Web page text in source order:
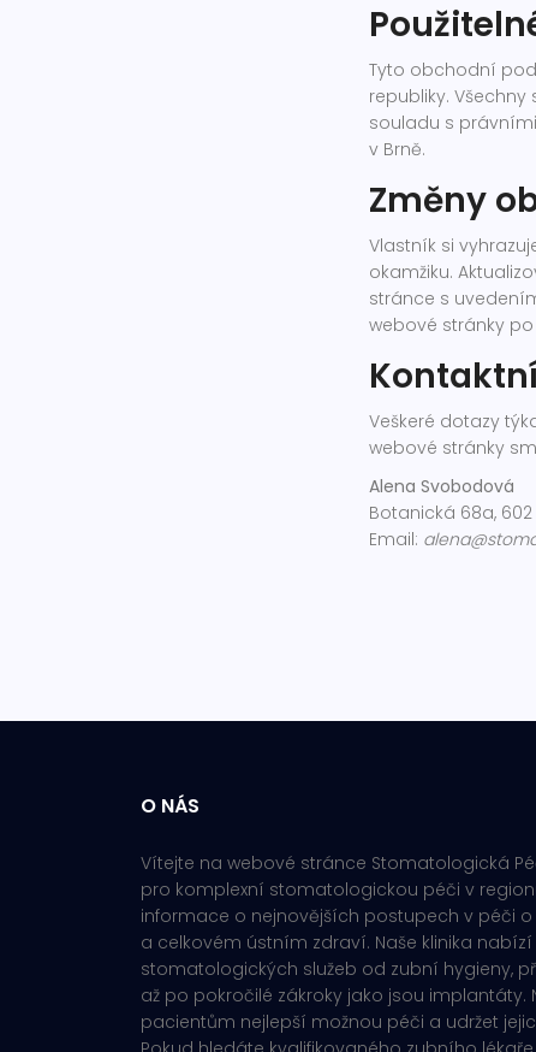
Tyto obchodní
republiky.
souladu s
v Brně.
Změny
Vlastník si
okamžiku.
stránce s
webové stránky
Veškeré dotazy
webové stránky
Alena Svobodová
Botanická 68a,
Email:
O NÁS
Vítejte na webové stránce Stomatologická
pro komplexní stomatologickou péči v
informace o nejnovějších postupech v péči
a celkovém ústním zdraví. Naše klinika nabízí
stomatologických služeb od zubní hygieny,
až po pokročilé zákroky jako jsou
pacientům nejlepší možnou péči a udržet